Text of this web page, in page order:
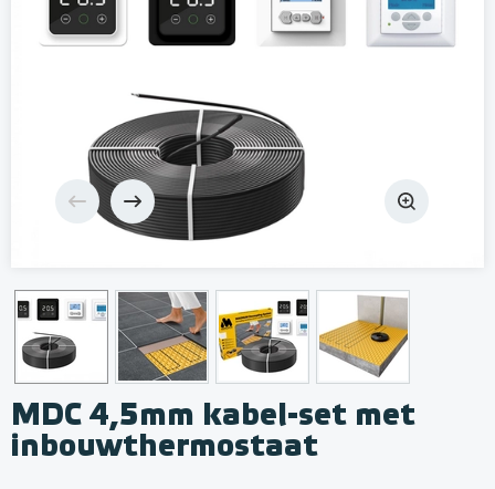
MDC 4,5mm kabel-set met
inbouwthermostaat